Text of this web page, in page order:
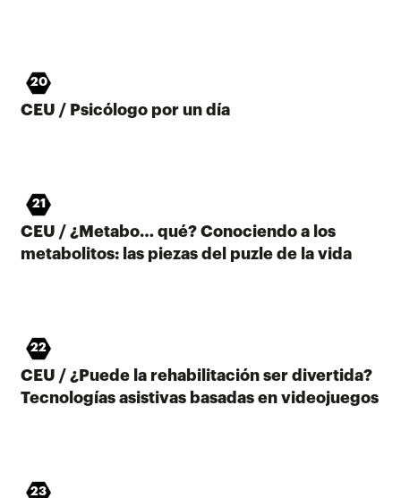
20
CEU / Psicólogo por un día
21
CEU / ¿Metabo… qué? Conociendo a los
metabolitos: las piezas del puzle de la vida
22
CEU / ¿Puede la rehabilitación ser divertida?
Tecnologías asistivas basadas en videojuegos
23